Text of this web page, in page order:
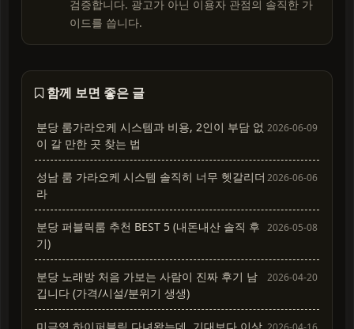
검증합니다. 광고가 아닌 이용자 관점의 솔직한 가
이드를 씁니다.
함께 보면 좋은 글
분당 룸가라오케 시스템과 비용, 2인이 부담 없
이 갈 만한 곳 찾는 법
2026-06-09
성남 룸 가라오케 시스템 솔직히 너무 헷갈리더
라
2026-06-06
분당 퍼블릭룸 추천 BEST 5 (내돈내산 솔직 후
기)
2026-05-08
분당 노래방 처음 가보는 사람이 진짜 후기 남
깁니다 (가격/시설/분위기 생생)
2026-04-20